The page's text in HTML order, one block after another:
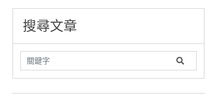
搜尋文章